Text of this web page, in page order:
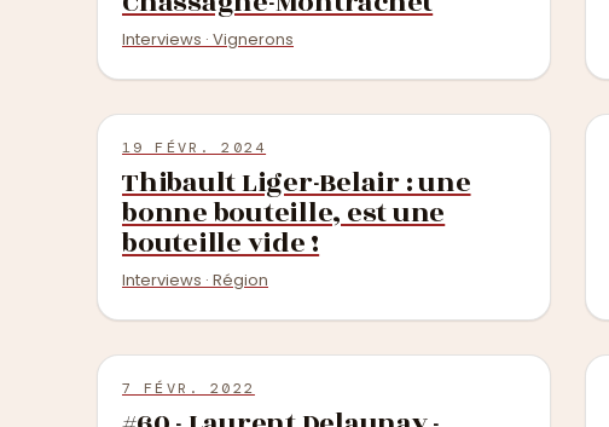
Interviews · Vignerons
19 FÉVR. 2024
Thibault Liger-Belair : une
bonne bouteille, est une
bouteille vide !
Interviews · Région
7 FÉVR. 2022